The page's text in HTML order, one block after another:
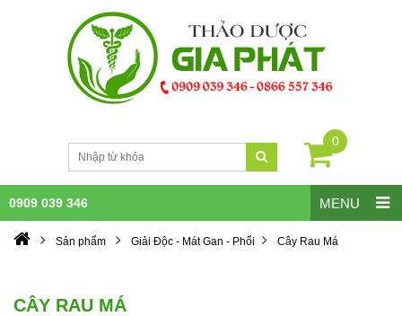
0
MENU
0909 039 346
Sản phẩm Giải Độc - Mát Gan - Phổi Cây Rau Má
CÂY RAU MÁ